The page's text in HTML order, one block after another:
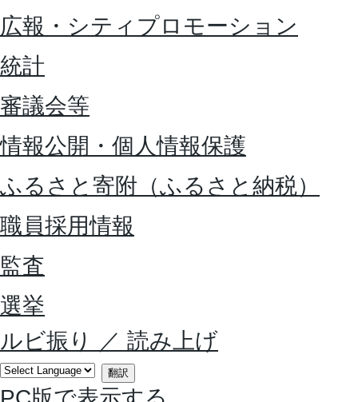
広報・シティプロモーション
統計
審議会等
情報公開・個人情報保護
ふるさと寄附（ふるさと納税）
職員採用情報
監査
選挙
ルビ振り
／ 読み上げ
翻訳